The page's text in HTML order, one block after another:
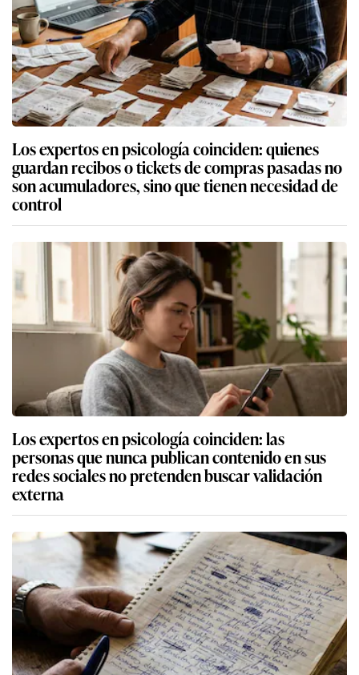
Los expertos en psicología coinciden: quienes
guardan recibos o tickets de compras pasadas no
son acumuladores, sino que tienen necesidad de
control
Los expertos en psicología coinciden: las
personas que nunca publican contenido en sus
redes sociales no pretenden buscar validación
externa